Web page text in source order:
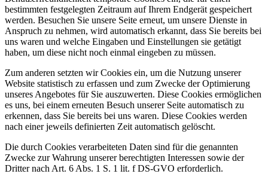
bestimmten festgelegten Zeitraum auf Ihrem Endgerät gespeichert
werden. Besuchen Sie unsere Seite erneut, um unsere Dienste in
Anspruch zu nehmen, wird automatisch erkannt, dass Sie bereits bei
uns waren und welche Eingaben und Einstellungen sie getätigt
haben, um diese nicht noch einmal eingeben zu müssen.
Zum anderen setzten wir Cookies ein, um die Nutzung unserer
Website statistisch zu erfassen und zum Zwecke der Optimierung
unseres Angebotes für Sie auszuwerten. Diese Cookies ermöglichen
es uns, bei einem erneuten Besuch unserer Seite automatisch zu
erkennen, dass Sie bereits bei uns waren. Diese Cookies werden
nach einer jeweils definierten Zeit automatisch gelöscht.
Die durch Cookies verarbeiteten Daten sind für die genannten
Zwecke zur Wahrung unserer berechtigten Interessen sowie der
Dritter nach Art. 6 Abs. 1 S. 1 lit. f DS-GVO erforderlich.